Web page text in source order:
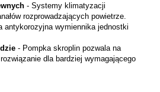
- Systemy klimatyzacji
rozprowadzających powietrze.
antykorozyjna wymiennika jednostki
- Pompka skroplin pozwala na
dla bardziej wymagającego